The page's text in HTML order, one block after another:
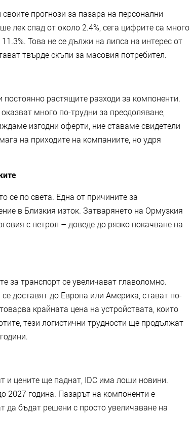
прогнози за пазара на персонални
лек спад от около 2.4%, сега цифрите са много
Това не се дължи на липса на интерес от
твърде скъпи за масовия потребител.
растящите разходи за компоненти.
много по-трудни за преодоляване,
изгодни оферти, ние ставаме свидетели
на приходите на компаниите, но удря
се по света. Една от причините за
в Близкия изток. Затварянето на Ормузкия
с петрол – доведе до рязко покачване на
за транспорт се увеличават главоломно.
доставят до Европа или Америка, стават по-
крайната цена на устройствата, които
тези логистични трудности ще продължат
и цените ще паднат, IDC има лоши новини.
2027 година. Пазарът на компоненти е
да бъдат решени с просто увеличаване на